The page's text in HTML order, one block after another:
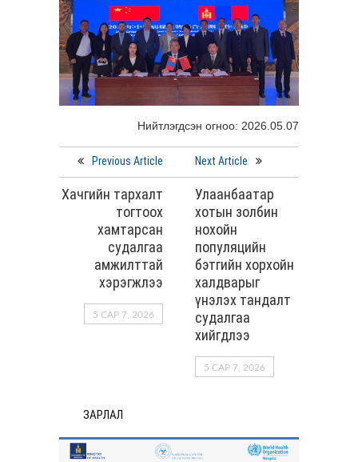
Нийтлэгдсэн огноо: 2026.05.07
Previous Article
Хачгийн тархалт
тогтоох
хамтарсан
судалгаа
амжилттай
хэрэгжлээ
5 САР 7, 2026
Next Article
Улаанбаатар
хотын золбин
нохойн
популяцийн
бэтгийн хорхойн
халдварыг
үнэлэх тандалт
судалгаа
хийгдлээ
5 САР 7, 2026
ЗАРЛАЛ